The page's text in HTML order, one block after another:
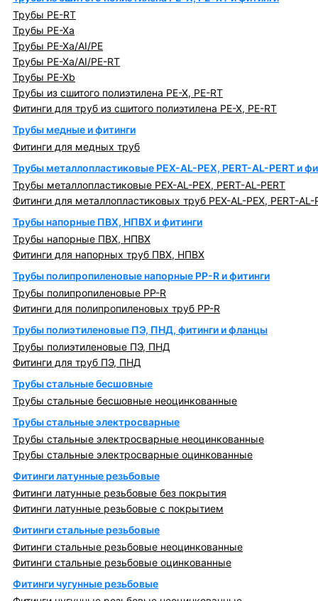
Трубы PE-RT
Трубы PE-Xa
Трубы PE-Xa/AI/PE
Трубы PE-Xa/AI/PE-RT
Трубы PE-Xb
Трубы из сшитого полиэтилена PE-X, PE-RT
Фитинги для труб из сшитого полиэтилена PE-X, PE-RT
Трубы медные и фитинги
Фитинги для медных труб
Трубы металлопластиковые PEX-AL-PEX, PERT-AL-PERT и
Трубы металлопластиковые PEX-AL-PEX, PERT-AL-PERT
Фитинги для металлопластиковых труб PEX-AL-PEX, PERT-AL-
Трубы напорные ПВХ, НПВХ и фитинги
Трубы напорные ПВХ, НПВХ
Фитинги для напорных труб ПВХ, НПВХ
Трубы полипропиленовые напорные PP-R и фитинги
Трубы полипропиленовые PP-R
Фитинги для полипропиленовых труб PP-R
Трубы полиэтиленовые ПЭ, ПНД, фитинги и фланцы
Трубы полиэтиленовые ПЭ, ПНД
Фитинги для труб ПЭ, ПНД
Трубы стальные бесшовные
Трубы стальные бесшовные неоцинкованные
Трубы стальные электросварные
Трубы стальные электросварные неоцинкованные
Трубы стальные электросварные оцинкованные
Фитинги латунные резьбовые
Фитинги латунные резьбовые без покрытия
Фитинги латунные резьбовые с покрытием
Фитинги стальные резьбовые
Фитинги стальные резьбовые неоцинкованные
Фитинги стальные резьбовые оцинкованные
Фитинги чугунные резьбовые